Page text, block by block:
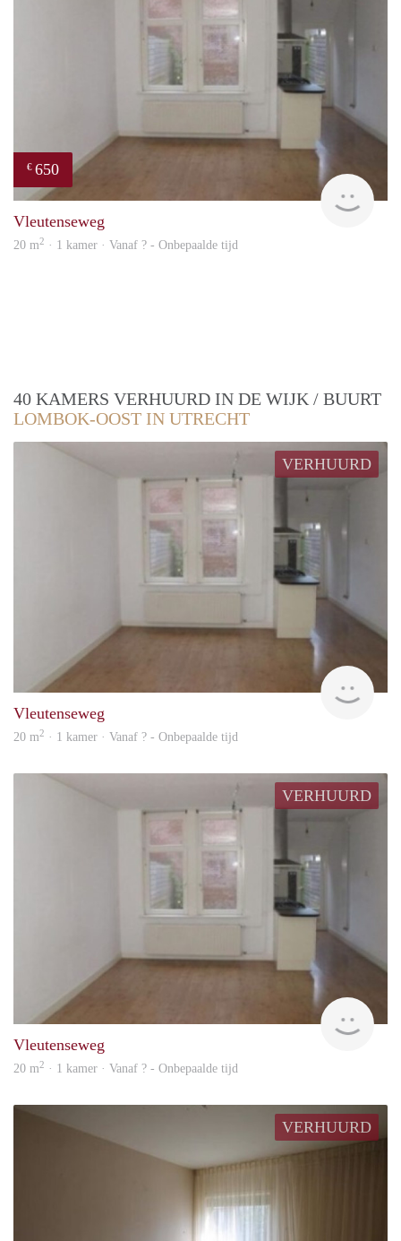
€ 650
Vleutenseweg
20 m2 · 1 kamer · Vanaf ? - Onbepaalde tijd
40 KAMERS VERHUURD IN DE WIJK / BUURT
LOMBOK-OOST IN UTRECHT
VERHUURD
Vleutenseweg
20 m2 · 1 kamer · Vanaf ? - Onbepaalde tijd
VERHUURD
Vleutenseweg
20 m2 · 1 kamer · Vanaf ? - Onbepaalde tijd
VERHUURD